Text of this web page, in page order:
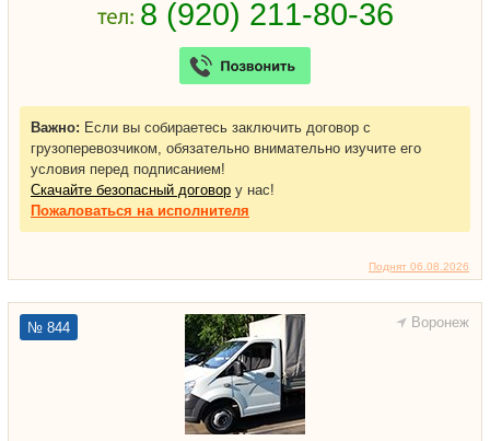
Поднят 06.08.2026
Важно: Если вы собираетесь заключить договор с
грузоперевозчиком, обязательно внимательно изучите его
условия перед подписанием!
Скачайте безопасный договор у нас!
Пожаловаться на исполнителя
Воронеж
№ 844